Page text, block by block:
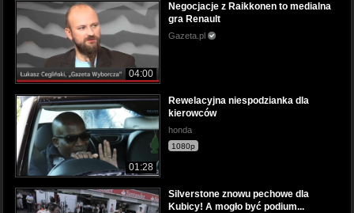
04:00
Negocjacje z Raikkonen to medialna
gra Renault
Gazeta.pl
01:28
Rewelacyjna niespodzianka dla
kierowców
honda
1080p
Silverstone znowu pechowe dla
Kubicy! A mogło być podium...